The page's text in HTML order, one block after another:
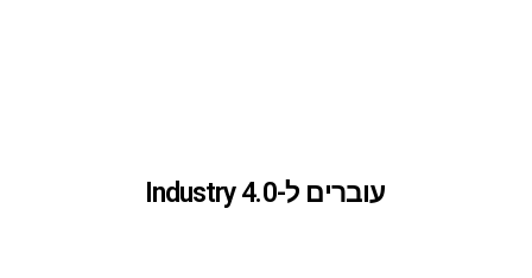
עוברים ל-Industry 4.0
עוברים ל-Industry 4.0